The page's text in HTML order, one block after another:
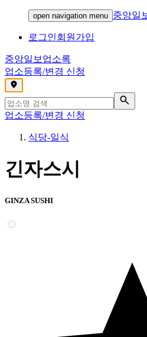
open navigation menu 중앙일
로그인회원가입
중앙일보 업소록
업소등록/변경 신청
,
업소등록/변경 신청
식당-일식
긴자스시
GINZA SUSHI